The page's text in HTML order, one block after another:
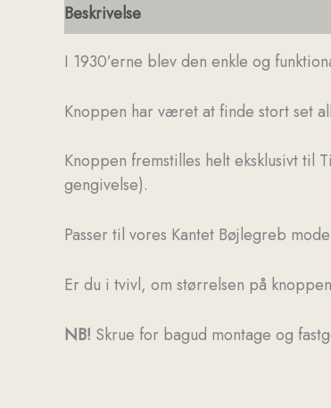
Beskrivelse
I 1930’erne blev den enkle og
Knoppen har været at finde stort set
Knoppen fremstilles helt eksklusivt til
gengivelse).
Passer til vores Kantet Bøjlegreb
Er du i tvivl, om størrelsen på
NB! Skrue for bagud montage og